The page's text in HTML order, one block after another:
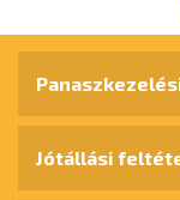
Jótállási